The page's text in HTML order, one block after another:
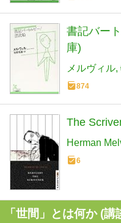
書記バー
庫)
メルヴィル
874
The
Herman
6
「世間」とは何か (